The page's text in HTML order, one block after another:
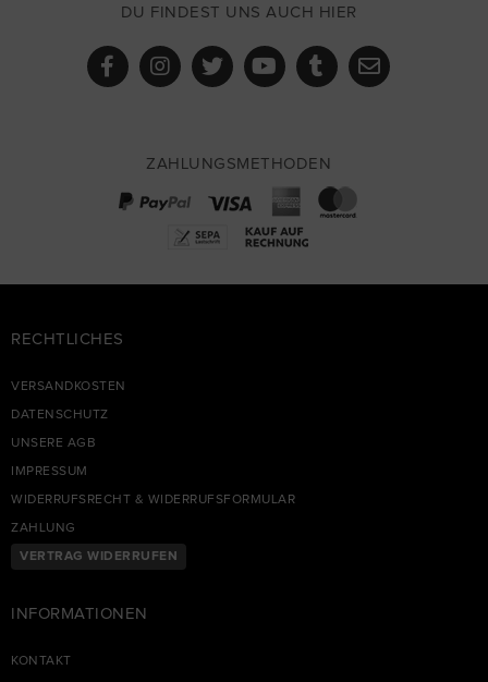
DU FINDEST UNS AUCH HIER
ZAHLUNGSMETHODEN
RECHTLICHES
VERSANDKOSTEN
DATENSCHUTZ
UNSERE AGB
IMPRESSUM
WIDERRUFSRECHT & WIDERRUFSFORMULAR
ZAHLUNG
VERTRAG WIDERRUFEN
INFORMATIONEN
KONTAKT